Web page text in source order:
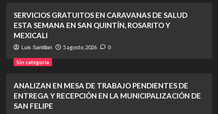
SERVICIOS GRATUITOS EN CARAVANAS DE SALUD
ESTA SEMANA EN SAN QUINTÍN, ROSARITO Y
MEXICALI
Luis Santillan 5 agosto, 2026 0
Sin categoría
ANALIZAN EN MESA DE TRABAJO PENDIENTES DE
ENTREGA Y RECEPCIÓN EN LA MUNICIPALIZACIÓN DE
SAN FELIPE